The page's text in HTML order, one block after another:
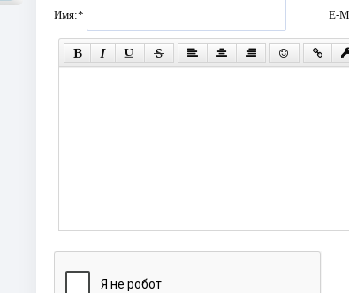
Имя:* E-